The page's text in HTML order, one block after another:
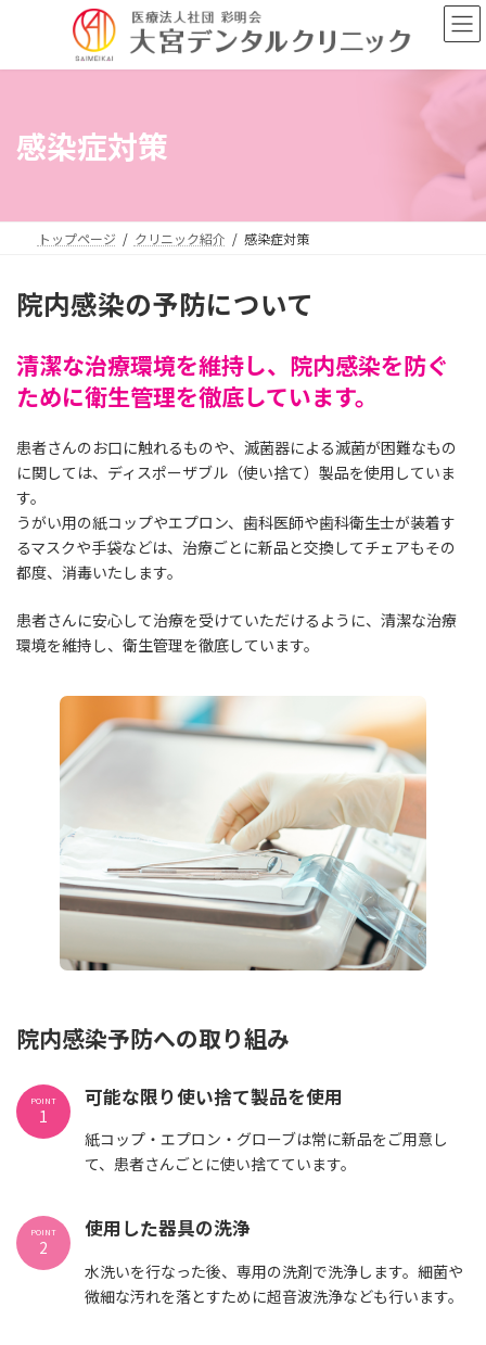
ン
ー
感染症対策
トップページ クリニック紹介 感染症対策
院内感染の予防について
清潔な治療環境を維持し、院内感染を防ぐ
ために衛生管理を徹底しています。
患者さんのお口に触れるものや、滅菌器による滅菌が困難なもの
に関しては、ディスポーザブル（使い捨て）製品を使用していま
す。
うがい用の紙コップやエプロン、歯科医師や歯科衛生士が装着す
るマスクや手袋などは、治療ごとに新品と交換してチェアもその
都度、消毒いたします。
患者さんに安心して治療を受けていただけるように、清潔な治療
環境を維持し、衛生管理を徹底しています。
院内感染予防への取り組み
可能な限り使い捨て製品を使用
紙コップ・エプロン・グローブは常に新品をご用意し
て、患者さんごとに使い捨てています。
POINT
1
使用した器具の洗浄
水洗いを行なった後、専用の洗剤で洗浄します。細菌や
微細な汚れを落とすために超音波洗浄なども行います。
POINT
2